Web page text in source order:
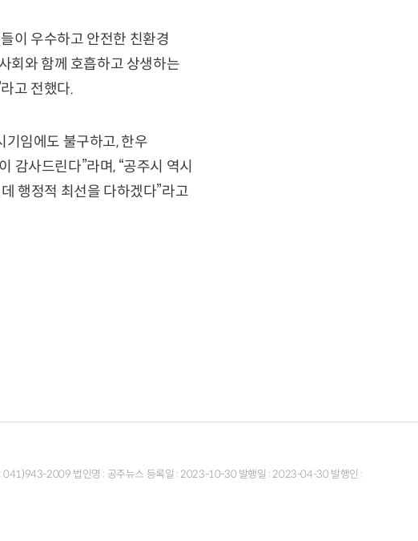
이 우수하고 안전한 친환경
회와 함께 호흡하고 상생하는
고 전했다.
기임에도 불구하고, 한우
감사드린다”라며, “공주시 역시
행정적 최선을 다하겠다”라고
041)943-2009 법인명 : 공주뉴스 등록일 : 2023-10-30 발행일 : 2023-04-30 발행인 :